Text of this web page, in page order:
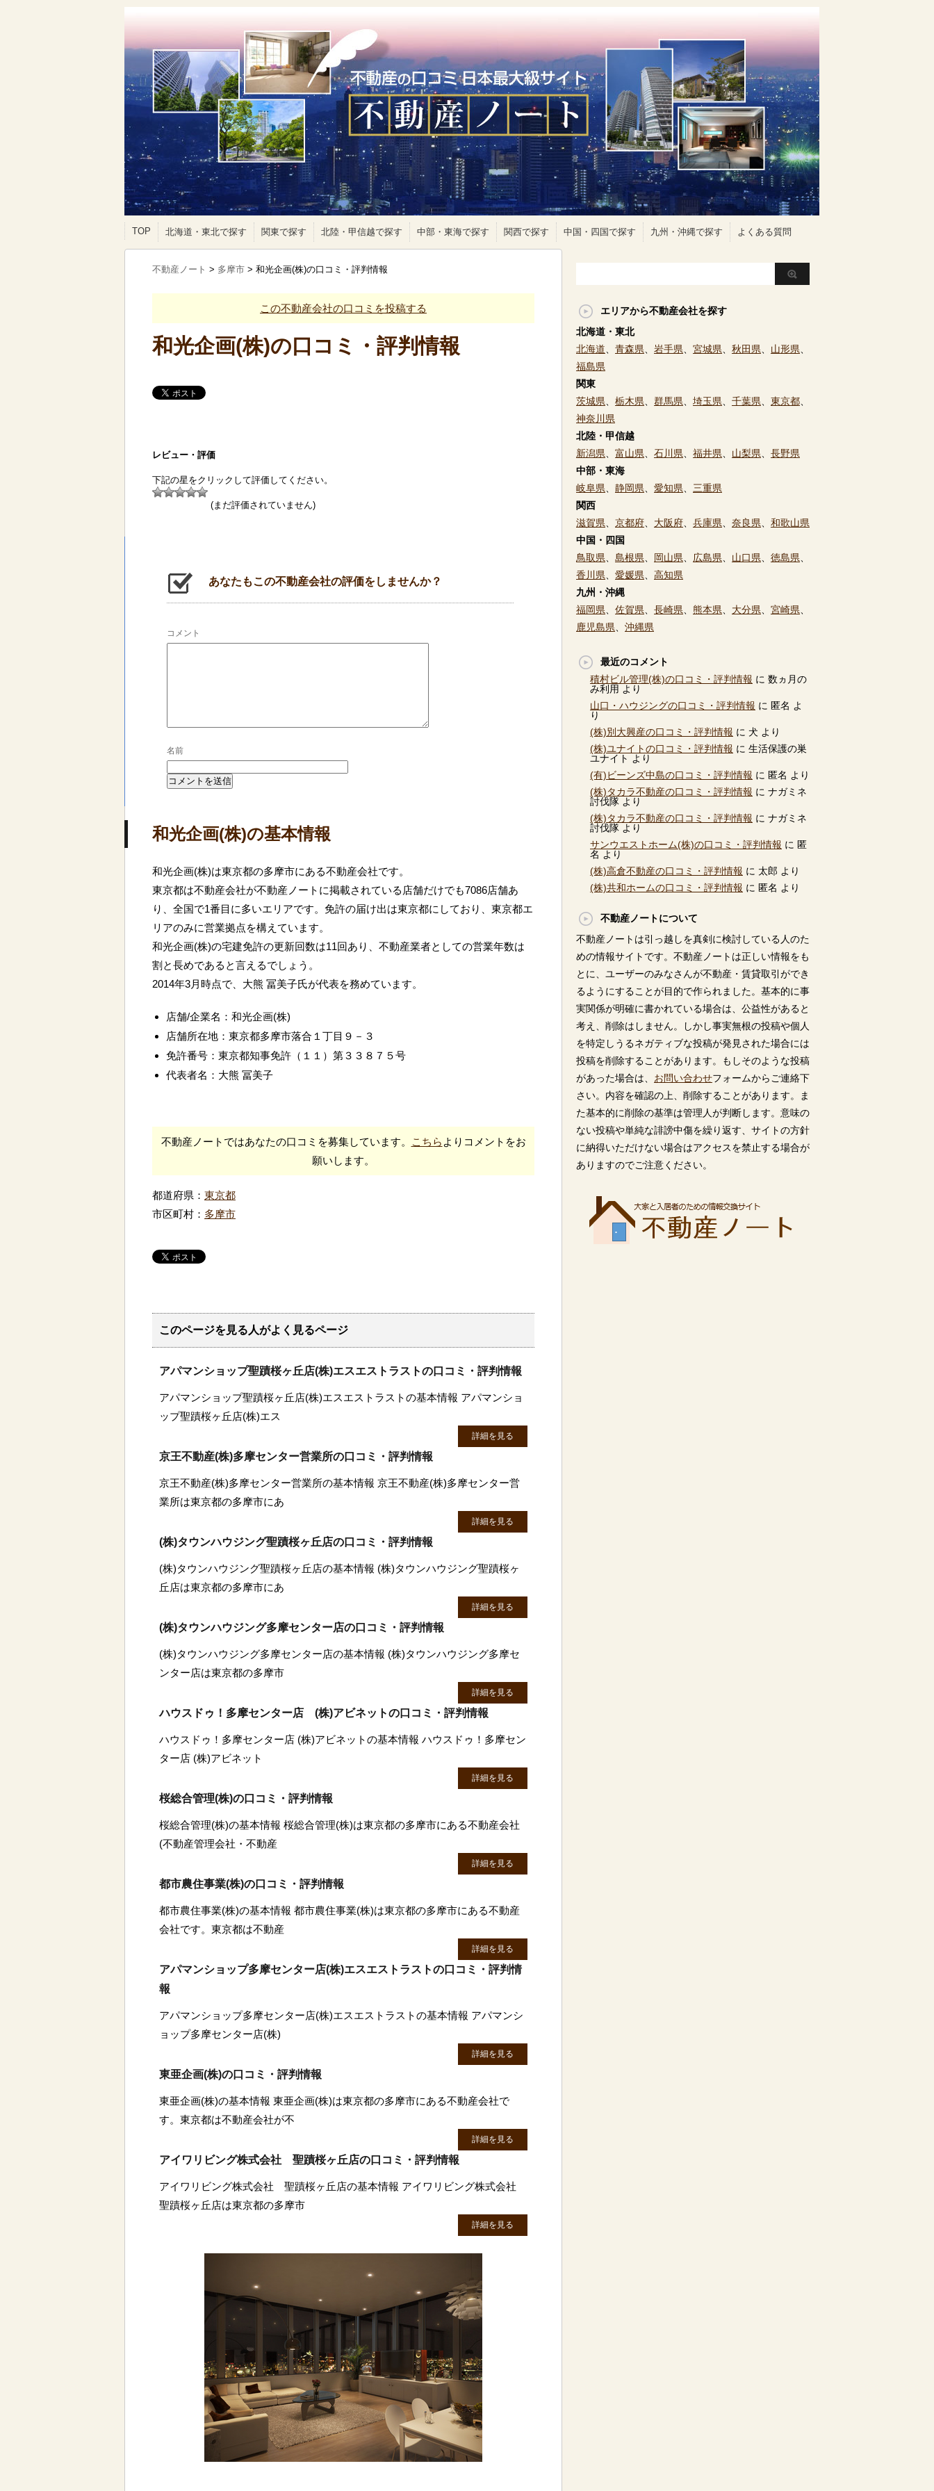
TOP 北海道・東北で探す 関東で探す 北陸・甲信越で探す 中部・東海で探す 関西で探す 中国・四国で探す 九州・沖縄で探す よくある質問
不動産ノート > 多摩市 > 和光企画(株)の口コミ・評判情報
この不動産会社の口コミを投稿する
和光企画(株)の口コミ・評判情報
レビュー・評価
下記の星をクリックして評価してください。
(まだ評価されていません)
あなたもこの不動産会社の評価をしませんか？
コメント
名前
和光企画(株)の基本情報
和光企画(株)は東京都の多摩市にある不動産会社です。
東京都は不動産会社が不動産ノートに掲載されている店舗だけでも7086店舗あ
り、全国で1番目に多いエリアです。免許の届け出は東京都にしており、東京都エ
リアのみに営業拠点を構えています。
和光企画(株)の宅建免許の更新回数は11回あり、不動産業者としての営業年数は
割と長めであると言えるでしょう。
2014年3月時点で、大熊 冨美子氏が代表を務めています。
店舗/企業名：和光企画(株)
店舗所在地：東京都多摩市落合１丁目９－３
免許番号：東京都知事免許（１１）第３３８７５号
代表者名：大熊 冨美子
不動産ノートではあなたの口コミを募集しています。 こちら よりコメントをお
願いします。
都道府県： 東京都
市区町村： 多摩市
このページを見る人がよく見るページ
アパマンショップ聖蹟桜ヶ丘店(株)エスエストラストの口コミ・評判情報
アパマンショップ聖蹟桜ヶ丘店(株)エスエストラストの基本情報 アパマンショ
ップ聖蹟桜ヶ丘店(株)エス
詳細を見る
京王不動産(株)多摩センター営業所の口コミ・評判情報
京王不動産(株)多摩センター営業所の基本情報 京王不動産(株)多摩センター営
業所は東京都の多摩市にあ
詳細を見る
(株)タウンハウジング聖蹟桜ヶ丘店の口コミ・評判情報
(株)タウンハウジング聖蹟桜ヶ丘店の基本情報 (株)タウンハウジング聖蹟桜ヶ
丘店は東京都の多摩市にあ
詳細を見る
(株)タウンハウジング多摩センター店の口コミ・評判情報
(株)タウンハウジング多摩センター店の基本情報 (株)タウンハウジング多摩セ
ンター店は東京都の多摩市
詳細を見る
ハウスドゥ！多摩センター店 (株)アビネットの口コミ・評判情報
ハウスドゥ！多摩センター店 (株)アビネットの基本情報 ハウスドゥ！多摩セン
ター店 (株)アビネット
詳細を見る
桜総合管理(株)の口コミ・評判情報
桜総合管理(株)の基本情報 桜総合管理(株)は東京都の多摩市にある不動産会社
(不動産管理会社・不動産
詳細を見る
都市農住事業(株)の口コミ・評判情報
都市農住事業(株)の基本情報 都市農住事業(株)は東京都の多摩市にある不動産
会社です。東京都は不動産
詳細を見る
アパマンショップ多摩センター店(株)エスエストラストの口コミ・評判情
報
アパマンショップ多摩センター店(株)エスエストラストの基本情報 アパマンシ
ョップ多摩センター店(株)
詳細を見る
東亜企画(株)の口コミ・評判情報
東亜企画(株)の基本情報 東亜企画(株)は東京都の多摩市にある不動産会社で
す。東京都は不動産会社が不
詳細を見る
アイワリビング株式会社 聖蹟桜ヶ丘店の口コミ・評判情報
アイワリビング株式会社 聖蹟桜ヶ丘店の基本情報 アイワリビング株式会社
聖蹟桜ヶ丘店は東京都の多摩市
詳細を見る
エリアから不動産会社を探す
北海道・東北
北海道
青森県 岩手県 宮城県 秋田県 山形県
福島県
関東
茨城県
栃木県 群馬県 埼玉県 千葉県 東京都
神奈川県
北陸・甲信越
新潟県
富山県 石川県 福井県 山梨県
長野県
中部・東海
岐阜県
静岡県 愛知県
三重県
関西
滋賀県
京都府 大阪府 兵庫県 奈良県
和歌山県
中国・四国
鳥取県
島根県 岡山県 広島県 山口県 徳島県
香川県
愛媛県
高知県
九州・沖縄
福岡県
佐賀県 長崎県 熊本県 大分県 宮崎県
鹿児島県
沖縄県
最近のコメント
積村ビル管理(株)の口コミ・評判情報 に 数ヵ月の
み利用 より
山口・ハウジングの口コミ・評判情報 に 匿名 よ
り
(株)別大興産の口コミ・評判情報 に 犬 より
(株)ユナイトの口コミ・評判情報 に 生活保護の巣
ユナイト より
(有)ビーンズ中島の口コミ・評判情報 に 匿名 より
(株)タカラ不動産の口コミ・評判情報 に ナガミネ
討伐隊 より
(株)タカラ不動産の口コミ・評判情報 に ナガミネ
討伐隊 より
サンウエストホーム(株)の口コミ・評判情報 に 匿
名 より
(株)高倉不動産の口コミ・評判情報 に 太郎 より
(株)共和ホームの口コミ・評判情報 に 匿名 より
不動産ノートについて
不動産ノートは引っ越しを真剣に検討している人のた
めの情報サイトです。不動産ノートは正しい情報をも
とに、ユーザーのみなさんが不動産・賃貸取引ができ
るようにすることが目的で作られました。基本的に事
実関係が明確に書かれている場合は、公益性があると
考え、削除はしません。しかし事実無根の投稿や個人
を特定しうるネガティブな投稿が発見された場合には
投稿を削除することがあります。もしそのような投稿
があった場合は、 お問い合わせフォームからご連絡下
さい。内容を確認の上、削除することがあります。ま
た基本的に削除の基準は管理人が判断します。意味の
ない投稿や単純な誹謗中傷を繰り返す、サイトの方針
に納得いただけない場合はアクセスを禁止する場合が
ありますのでご注意ください。